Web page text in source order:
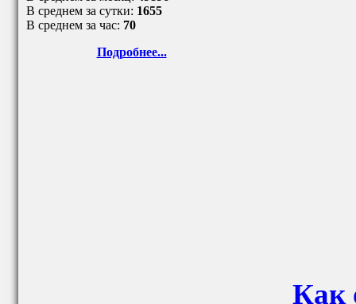
В среднем за сутки: 1655
В среднем за час: 70
Подробнее...
Как